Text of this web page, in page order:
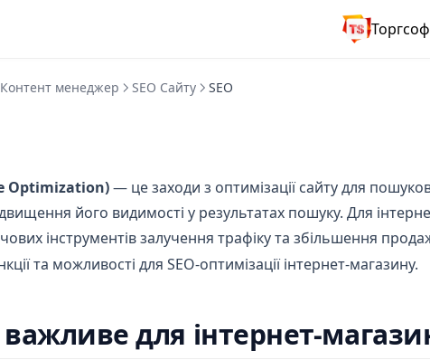
Контент менеджер SEO Сайту SEO
Optimization)— це заходи з оптимізації сайту для
його видимості у результатах пошуку. Для
інструментів залучення трафіку та збільшення
та можливості для SEO-оптимізації інтернет-магазину.
для інтернет-